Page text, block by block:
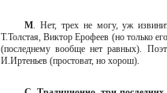
М. Нет, трех не могу, уж
Т.Толстая, Виктор Ерофеев (но только
(последнему вообще нет равных).
И.Иртеньев (простоват, но хорош).